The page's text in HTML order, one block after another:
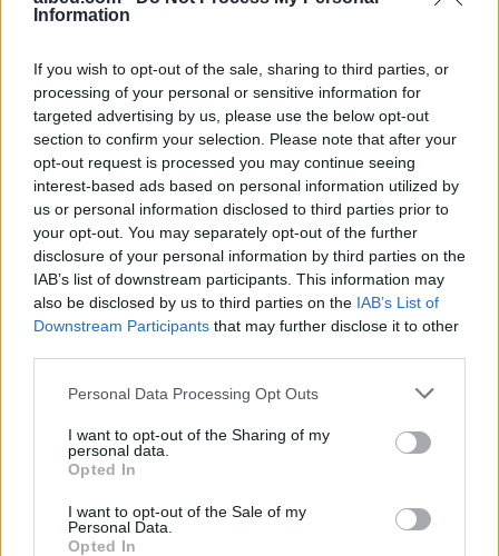
Information
If you wish to opt-out of the sale, sharing to third parties, or
processing of your personal or sensitive information for
targeted advertising by us, please use the below opt-out
section to confirm your selection. Please note that after your
opt-out request is processed you may continue seeing
interest-based ads based on personal information utilized by
us or personal information disclosed to third parties prior to
your opt-out. You may separately opt-out of the further
disclosure of your personal information by third parties on the
IAB’s list of downstream participants. This information may
also be disclosed by us to third parties on the IAB’s List of
Downstream Participants that may further disclose it to other
Personal Data Processing Opt Outs
I want to opt-out of the Sharing of my
personal data.
Opted In
I want to opt-out of the Sale of my
Personal Data.
Opted In
evakuohen
Zjarri masiv që përfshiu
Krujën duke shkrumbuar
sipërfaqe të mëdha/
Rama: Shmangëm një
bilanc tragjik
Turqia vendos kufizime
për disa anije drejt Detit të
Zi, shtohen paqartësitë
për tregtinë detare
Trembëdhjetë të vdekur
dhe katër të plagosur në
dhe kamionit
nxjerr nga uji anije naziste
së Dytë Botërore